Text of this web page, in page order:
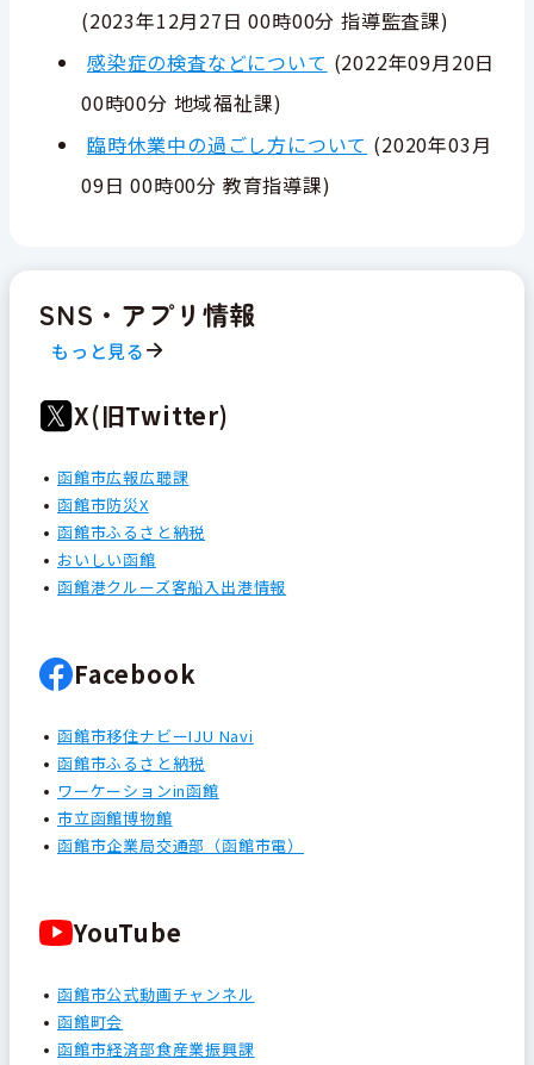
(2023年12月27日 00時00分 指導監査課)
感染症の検査などについて (2022年09月20日
00時00分 地域福祉課)
臨時休業中の過ごし方について (2020年03月
09日 00時00分 教育指導課)
SNS・アプリ情報
もっと見る
X(旧Twitter)
函館市広報広聴課
函館市防災X
函館市ふるさと納税
おいしい函館
函館港クルーズ客船入出港情報
Facebook
函館市移住ナビーIJU Navi
函館市ふるさと納税
ワーケーションin函館
市立函館博物館
函館市企業局交通部（函館市電）
YouTube
函館市公式動画チャンネル
函館町会
函館市経済部食産業振興課